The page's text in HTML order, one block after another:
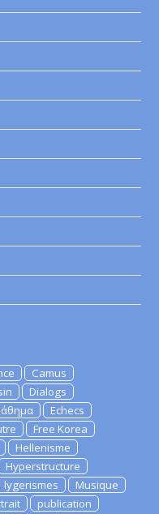
Camus
Dialogs
Echecs
Free Korea
Hellenisme
Hyperstructure
lygerismes
Musique
publication